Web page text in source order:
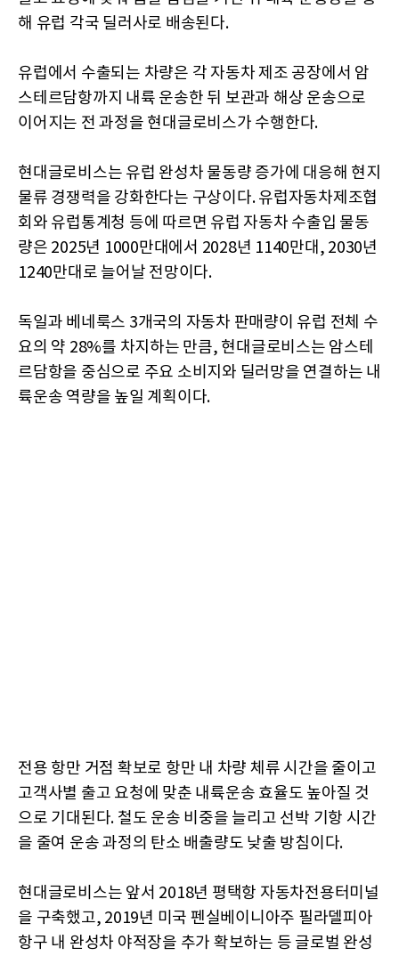
해 유럽 각국 딜러사로 배송된다.
유럽에서 수출되는 차량은 각 자동차 제조 공장에서 암
스테르담항까지 내륙 운송한 뒤 보관과 해상 운송으로
이어지는 전 과정을 현대글로비스가 수행한다.
현대글로비스는 유럽 완성차 물동량 증가에 대응해 현지
물류 경쟁력을 강화한다는 구상이다. 유럽자동차제조협
회와 유럽통계청 등에 따르면 유럽 자동차 수출입 물동
량은 2025년 1000만대에서 2028년 1140만대, 2030년
1240만대로 늘어날 전망이다.
독일과 베네룩스 3개국의 자동차 판매량이 유럽 전체 수
요의 약 28%를 차지하는 만큼, 현대글로비스는 암스테
르담항을 중심으로 주요 소비지와 딜러망을 연결하는 내
륙운송 역량을 높일 계획이다.
전용 항만 거점 확보로 항만 내 차량 체류 시간을 줄이고
고객사별 출고 요청에 맞춘 내륙운송 효율도 높아질 것
으로 기대된다. 철도 운송 비중을 늘리고 선박 기항 시간
을 줄여 운송 과정의 탄소 배출량도 낮출 방침이다.
현대글로비스는 앞서 2018년 평택항 자동차전용터미널
을 구축했고, 2019년 미국 펜실베이니아주 필라델피아
항구 내 완성차 야적장을 추가 확보하는 등 글로벌 완성